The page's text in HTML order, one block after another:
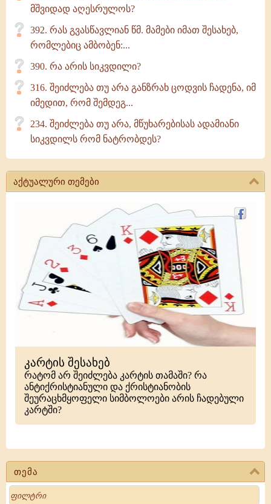
თემა
Search
მშვიდად აღესრულოს?
392. რას გვასწავლიან წმ. მამები იმათ შესახებ,
რომლებიც ამბობენ:...
390. რა არის სიკვდილი?
316. შეიძლება თუ არა განზრახ ცოდვის ჩადენა, იმ
იმედით, რომ შემდეგ...
234. შეიძლება თუ არა, მწუხარებისას ადამიანი
სიკვდილს რომ ნატრობდეს?
აქტუალური თემები
კარტის შესახებ
რატომ არ შეიძლება კარტის თამაში? რა
ანტიქრისტიანული და ქრისტიანობის
შეურაცხმყოფელი სიმბოლოები არის ჩადებული
კარტში?